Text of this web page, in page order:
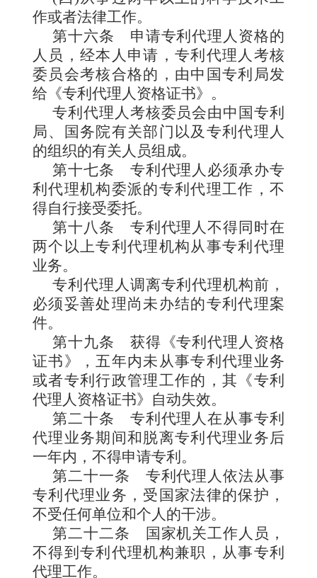
作或者法律工作。
第十六条 申请专利代理人资格的
人员，经本人申请，专利代理人考核
委员会考核合格的，由中国专利局发
给《专利代理人资格证书》。
专利代理人考核委员会由中国专利
局、国务院有关部门以及专利代理人
的组织的有关人员组成。
第十七条 专利代理人必须承办专
利代理机构委派的专利代理工作，不
得自行接受委托。
第十八条 专利代理人不得同时在
两个以上专利代理机构从事专利代理
业务。
专利代理人调离专利代理机构前，
必须妥善处理尚未办结的专利代理案
件。
第十九条 获得《专利代理人 资格
证书》，五年内未从事专利代理业务
或者专利行政管理工作的，其《专利
代理人资格证书》自动失效。
第二十条 专利代理人在从事专利
代理业务期间和脱离专利代理业务后
一年内，不得申请专利。
第二十一条 专利代理人依法从事
专利代理业务，受国家法律的保护，
不受任何单位和个人的干涉。
第二十二条 国家机关工作人员，
不得到专利代理机构兼职，从事专利
代理工作。